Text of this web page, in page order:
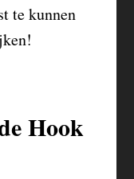
te kunnen
Hook